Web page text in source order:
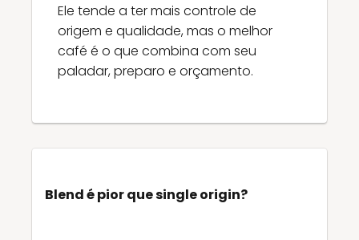
Ele tende a ter mais controle de
origem e qualidade, mas o melhor
café é o que combina com seu
paladar, preparo e orçamento.
Blend é pior que single origin?